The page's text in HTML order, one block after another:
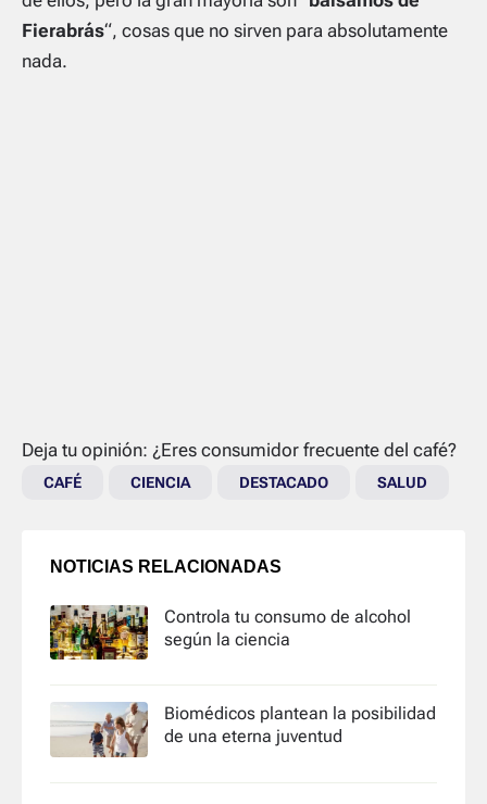
Fierabrás“, cosas que no sirven para absolutamente
nada.
Deja tu opinión: ¿Eres consumidor frecuente del café?
CAFÉ CIENCIA DESTACADO SALUD
NOTICIAS RELACIONADAS
Controla tu consumo de alcohol
según la ciencia
Biomédicos plantean la posibilidad
de una eterna juventud